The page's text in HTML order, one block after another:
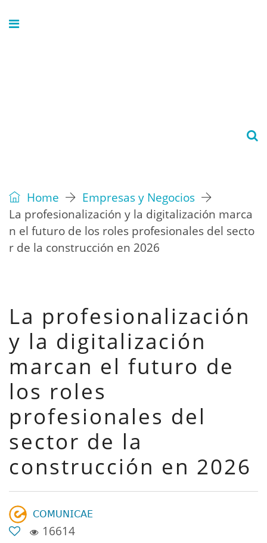
Home
Empresas y Negocios
La profesionalización y la digitalización marca
n el futuro de los roles profesionales del secto
r de la construcción en 2026
La profesionalización
y la digitalización
marcan el futuro de
los roles
profesionales del
sector de la
construcción en 2026
𝖢𝖮𝖬𝖴𝖭𝖨𝖢𝖠𝖤
16614